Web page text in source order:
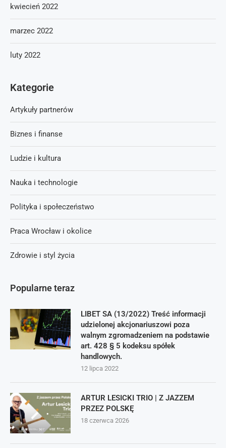
Popularne teraz
LIBET SA (13/2022) Treść informacji
udzielonej akcjonariuszowi poza
walnym zgromadzeniem na podstawie
art. 428 § 5 kodeksu spółek
handlowych.
12 lipca 2022
ARTUR LESICKI TRIO | Z JAZZEM
PRZEZ POLSKĘ
18 czerwca 2026
kwiecień 2022
marzec 2022
luty 2022
Kategorie
Artykuły partnerów
Biznes i finanse
Ludzie i kultura
Nauka i technologie
Polityka i społeczeństwo
Praca Wrocław i okolice
Zdrowie i styl życia